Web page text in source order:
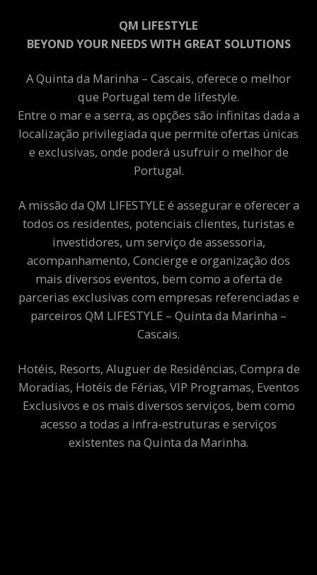
QM LIFESTYLE
BEYOND YOUR NEEDS WITH GREAT SOLUTIONS
A Quinta da Marinha – Cascais, oferece o melhor
que Portugal tem de lifestyle.
Entre o mar e a serra, as opções são infinitas dada a
localização privilegiada que permite ofertas únicas
e exclusivas, onde poderá usufruir o melhor de
Portugal.
A missão da QM LIFESTYLE é assegurar e oferecer a
todos os residentes, potenciais clientes, turistas e
investidores, um serviço de assessoria,
acompanhamento, Concierge e organização dos
mais diversos eventos, bem como a oferta de
parcerias exclusivas com empresas referenciadas e
parceiros QM LIFESTYLE – Quinta da Marinha –
Cascais.
Hotéis, Resorts, Aluguer de Residências, Compra de
Moradias, Hotéis de Férias, VIP Programas, Eventos
Exclusivos e os mais diversos serviços, bem como
acesso a todas a infra-estruturas e serviços
existentes na Quinta da Marinha.